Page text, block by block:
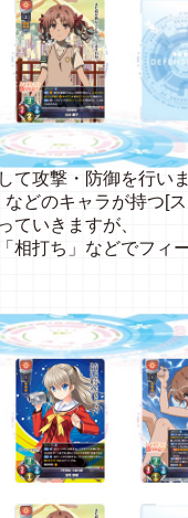
て攻撃・防御を行い
などのキャラが持つ[
ていきますが、
相打ち」などでフィ